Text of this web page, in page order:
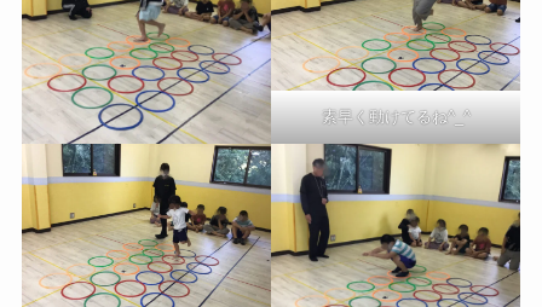
素早く動けてるね^_^